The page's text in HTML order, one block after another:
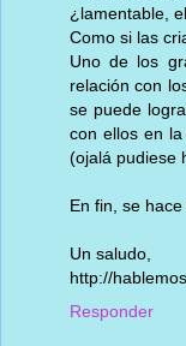
¿lamentable,
Como si las
Uno de los
relación con
se puede
con ellos en
(ojalá pudiese
En fin, se
Un saludo,
http://
Responder